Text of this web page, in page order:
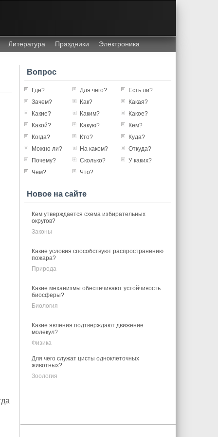
Литература Праздники Электроника
Вопрос
Где? Для чего?
Есть ли?
Зачем?
Как?
Какая?
Какие?
Каким?
Какое?
Какой?
Какую?
Кем?
Когда?
Кто?
Куда?
Можно ли?
На каком?
Откуда?
Почему?
Сколько?
У каких?
Чем?
Что?
Новое на сайте
Кем утверждается схема избирательных
округов?
Законы
Какие условия способствуют распространению
пожара?
Природа
Какие механизмы обеспечивают устойчивость
биосферы?
Биология
Какие явления подтверждают движение
молекул?
Физика
Для чего служат цисты одноклеточных
животных?
Зоология